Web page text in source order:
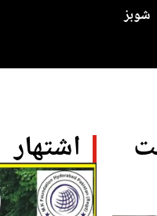
شوبز
اشتهار